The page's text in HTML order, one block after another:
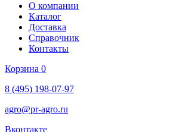
О компании
Каталог
Доставка
Справочник
Контакты
Корзина 0
8 (495) 198-07-97
agro@pr-agro.ru
Вконтакте